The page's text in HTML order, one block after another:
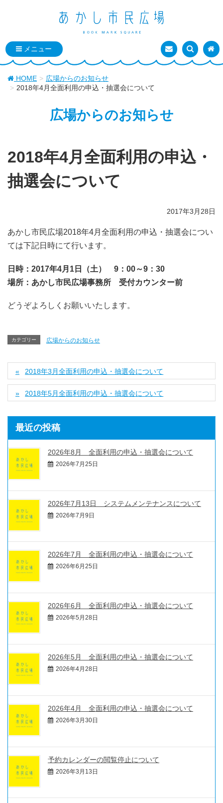
お問い合わせ
検索を表
ト
HOME
広場からのお知らせ
2018年4月全面利用の申込・抽選会について
広場からのお知らせ
2018年4月全面利用の申込・
抽選会について
2017年3月28日
あかし市民広場2018年4月全面利用の申込・抽選会につい
ては下記日時にて行います。
日時：2017年4月1日（土） 9：00～9：30
場所：あかし市民広場事務所 受付カウンター前
どうぞよろしくお願いいたします。
カテゴリー 広場からのお知らせ
2018年3月全面利用の申込・抽選会について
2018年5月全面利用の申込・抽選会について
最近の投稿
2026年8月 全面利用の申込・抽選会について
2026年7月25日
2026年7月13日 システムメンテナンスについて
2026年7月9日
2026年7月 全面利用の申込・抽選会について
2026年6月25日
2026年6月 全面利用の申込・抽選会について
2026年5月28日
2026年5月 全面利用の申込・抽選会について
2026年4月28日
2026年4月 全面利用の申込・抽選会について
2026年3月30日
予約カレンダーの閲覧停止について
2026年3月13日